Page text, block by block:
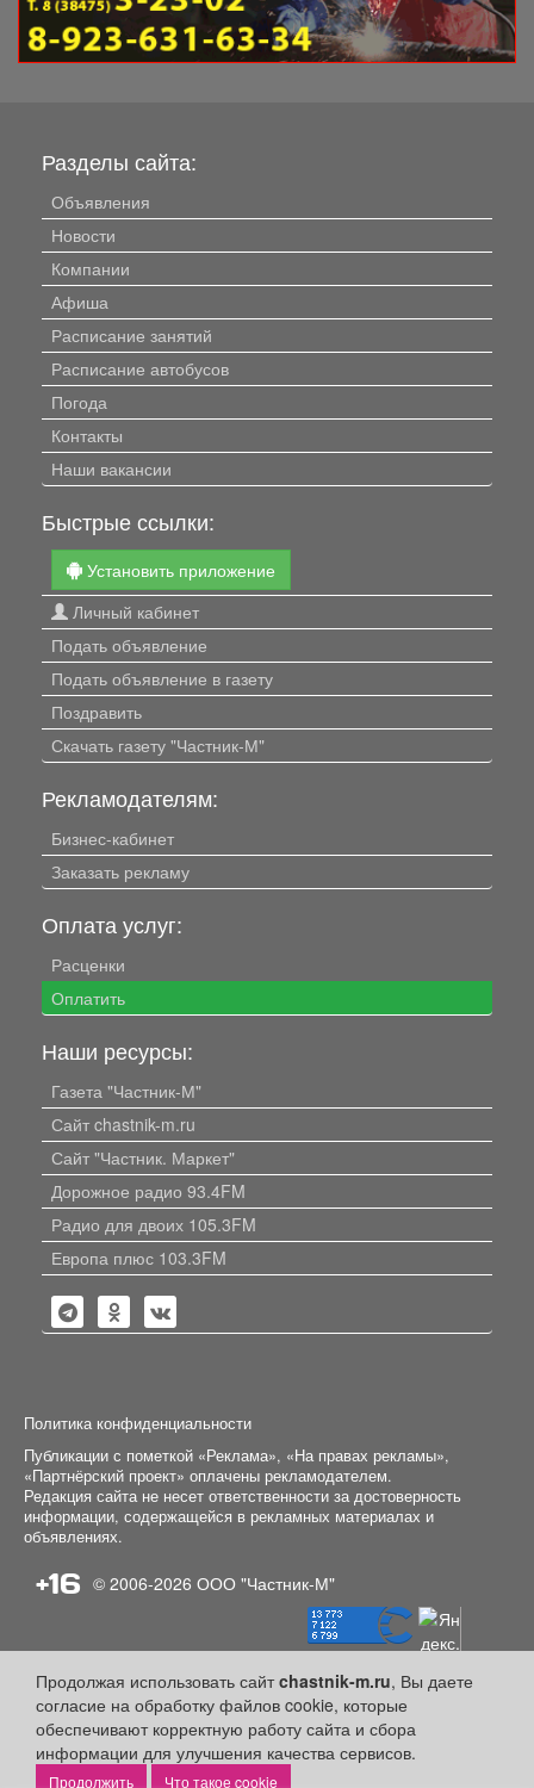
Продолжая использовать сайтchastnik-m.ru, Вы даете
согласие на обработку файлов cookie, которые
обеспечивают корректную работу сайта и сбора
информации для улучшения качества сервисов.
Что такое cookie
Разделы сайта:
Объявления
Новости
Компании
Афиша
Расписание занятий
Расписание автобусов
Погода
Контакты
Наши вакансии
Быстрые ссылки:
Установить приложение
Личный кабинет
Подать объявление
Подать объявление в газету
Поздравить
Скачать газету "Частник-М"
Рекламодателям:
Бизнес-кабинет
Заказать рекламу
Оплата услуг:
Расценки
Оплатить
Наши ресурсы:
Газета "Частник-М"
Сайт chastnik-m.ru
Сайт "Частник. Маркет"
Дорожное радио 93.4FM
Радио для двоих 105.3FM
Европа плюс 103.3FM
Политика конфиденциальности
Публикации с пометкой «Реклама», «На правах рекламы»,
«Партнёрский проект» оплачены рекламодателем.
Редакция сайта не несет ответственности за достоверность
информации, содержащейся в рекламных материалах и
объявлениях.
+16 © 2006-2026 ООО "Частник-М"